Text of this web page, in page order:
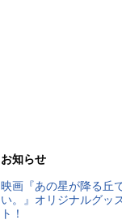
お知らせ
映画『あの星が降る丘
い。』オリジナルグッ
ト！